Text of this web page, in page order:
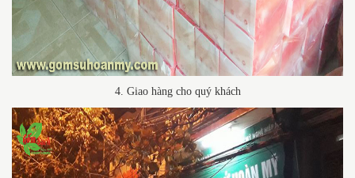
4. Giao hàng cho quý khách